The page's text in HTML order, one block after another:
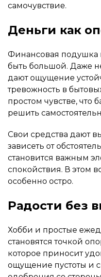
самочувствие.
Деньги как
Финансовая подушка
быть большой. Даже
дают ощущение
тревожность в
простом чувстве, что
решить
Свои средства дают
зависеть от
становится важным
спокойствия. В этом
особенно остро.
Радости без
Хобби и простые
становятся точкой
которое приносит
ощущение пустоты и